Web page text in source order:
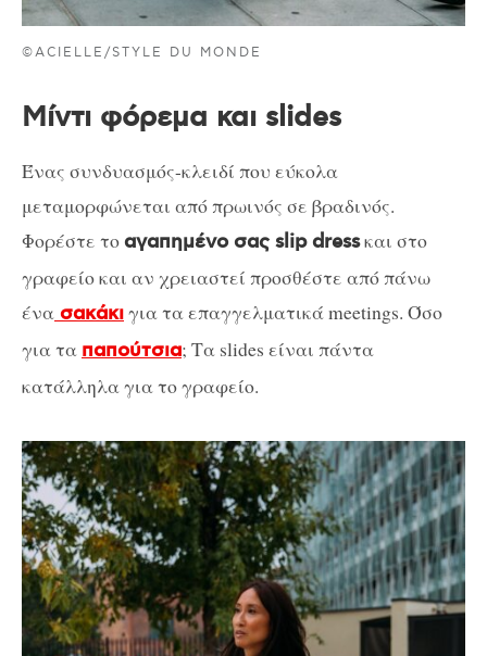
©ACIELLE/STYLE DU MONDE
Μίντι φόρεμα και slides
Ένας συνδυασμός-κλειδί που εύκολα
μεταμορφώνεται από πρωινός σε βραδινός.
Φορέστε τοαγαπημένο σας slip dressκαι στο
γραφείο και αν χρειαστεί προσθέστε από πάνω
ένα σακάκιγια τα επαγγελματικά meetings. Όσο
για τα παπούτσια; Τα slides είναι πάντα
κατάλληλα για το γραφείο.